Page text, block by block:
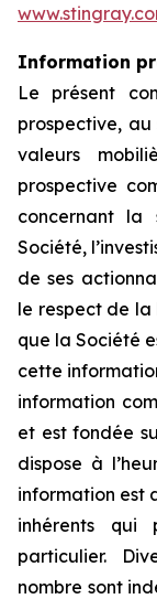
Information
Le présent
prospective,
valeurs
prospective
concernant
Société,
de ses
le respect de la
que la Société
cette
information
et est fondée
dispose à
information est
inhérents qui
particulier.
nombre sont